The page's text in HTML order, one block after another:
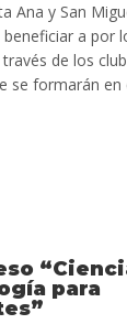
Ana y San
beneficiar a por
de los
se formarán en
para